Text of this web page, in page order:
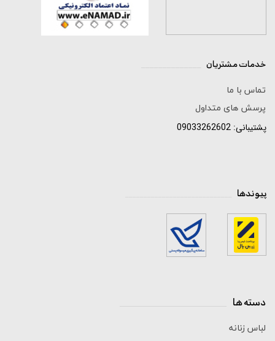
تماس با ما
پرسش های متداول
لباس زنانه
پشتیبانی: 09033262602
پیوندها
دسته ها
خدمات مشتریان